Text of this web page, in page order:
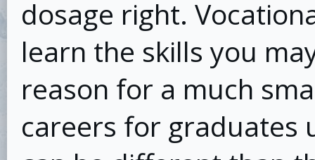
dosage right.
learn the skills you
reason for a much
careers for graduates